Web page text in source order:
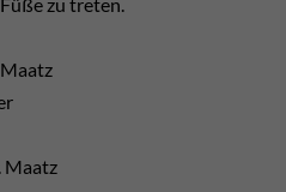
zu treten.
Maatz